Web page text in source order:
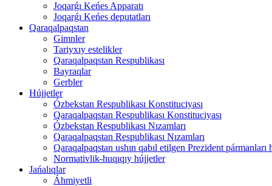
Joqarǵı Keńes Apparatı
Joqarǵı Keńes deputatları
Qaraqalpaqstan
Gimnler
Tariyxıy estelikler
Qaraqalpaqstan Respublikası
Bayraqlar
Gerbler
Hújjetler
Ózbekstan Respublikası Konstituciyası
Qaraqalpaqstan Respublikası Konstituciyası
Ózbekstan Respublikası Nızamları
Qaraqalpaqstan Respublikası Nızamları
Qaraqalpaqstan ushın qabıl etilgen Prezident pármanları
Normativlik-huqıqıy hújjetler
Jańalıqlar
Áhmiyetli